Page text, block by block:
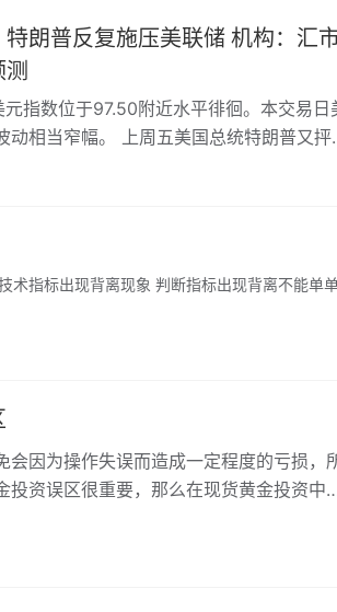
朗普反复施压美联储 机构：汇
指数位于97.50附近水平徘徊。本交易日
动相当窄幅。 上周五美国总统特朗普又抨
全的货币，…
术指标出现背离现象 判断指标出现背离不能单
会因为操作失误而造成一定程度的亏损，
投资误区很重要，那么在现货黄金投资中